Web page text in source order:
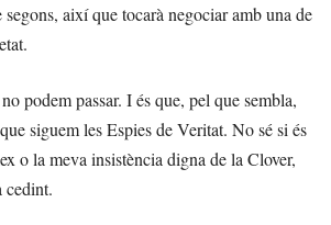
així que tocarà negociar amb una de
podem passar. I és que, pel que sembla,
siguem les Espies de Veritat. No sé si és
o la meva insistència digna de la Clover,
cedint.